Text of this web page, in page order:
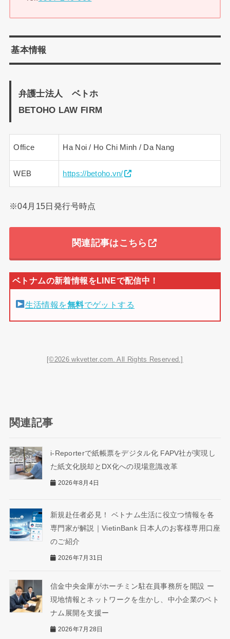
基本情報
弁護士法人 ベトホ
BETOHO LAW FIRM
Office Ha Noi / Ho Chi Minh / Da Nang
WEB https://betoho.vn/
※04月15日発行号時点
関連記事はこちら
生活情報を無料でゲットする
[©2026 wkvetter.com. All Rights Reserved.]
関連記事
i-Reporterで紙帳票をデジタル化 FAPV社が実現し
た紙文化脱却とDX化への現場意識改革
2026年8月4日
新規赴任者必見！ ベトナム生活に役立つ情報を各
専門家が解説｜VietinBank 日本人のお客様専用口座
のご紹介
2026年7月31日
信金中央金庫がホーチミン駐在員事務所を開設 ー
現地情報とネットワークを生かし、中小企業のベト
ナム展開を支援ー
2026年7月28日